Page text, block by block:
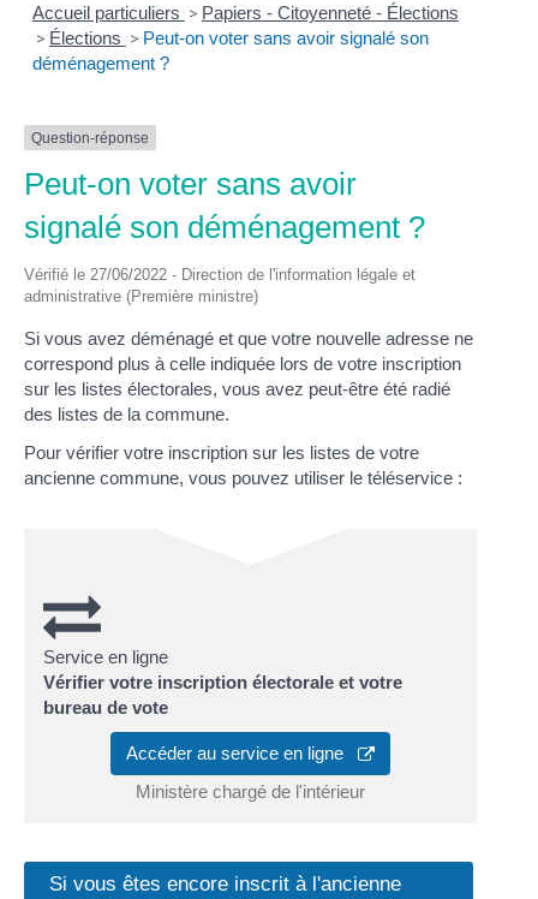
Accueil particuliers > Papiers - Citoyenneté - Élections
> Élections > Peut-on voter sans avoir signalé son
déménagement ?
Question-réponse
Peut-on voter sans avoir
signalé son déménagement ?
Vérifié le 27/06/2022 - Direction de l'information légale et
administrative (Première ministre)
Si vous avez déménagé et que votre nouvelle adresse ne
correspond plus à celle indiquée lors de votre inscription
sur les listes électorales, vous avez peut-être été radié
des listes de la commune.
Pour vérifier votre inscription sur les listes de votre
ancienne commune, vous pouvez utiliser le téléservice :
Service en ligne
Vérifier votre inscription électorale et votre
bureau de vote
Accéder au service en ligne
Ministère chargé de l'intérieur
Si vous êtes encore inscrit à l'ancienne